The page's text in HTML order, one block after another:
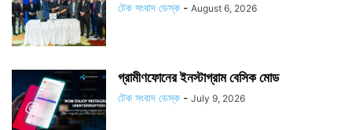
টেক সংবাদ ডেস্ক - August 6, 2026
গ্রামীণফোনের ইনস্টাগ্রাম বেসিক মোড
টেক সংবাদ ডেস্ক - July 9, 2026